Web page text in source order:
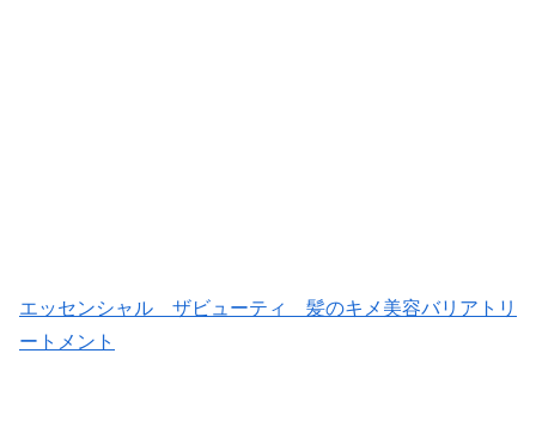
エッセンシャル ザビューティ 髪のキメ美容バリアトリ
ートメント